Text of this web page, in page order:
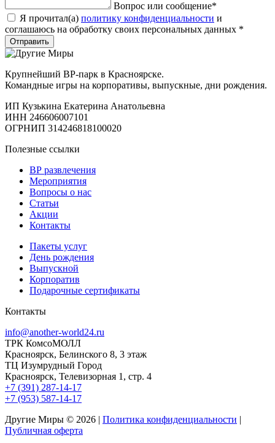
Вопрос или сообщение*
Я прочитал(а) политику конфиденциальности и
соглашаюсь на обработку своих персональных данных *
Отправить
Крупнейший ВР-парк в Красноярске.
Командные игры на корпоративы, выпускные, дни рождения.
ИП Кузькина Екатерина Анатольевна
ИНН 246606007101
ОГРНИП 314246818100020
Полезные ссылки
ВР развлечения
Мероприятия
Вопросы о нас
Статьи
Акции
Контакты
Пакеты услуг
День рождения
Выпускной
Корпоратив
Подарочные сертификаты
Контакты
info@another-world24.ru
ТРК КомсоМОЛЛ
Красноярск, Белинского 8, 3 этаж
ТЦ Изумрудный Город
Красноярск, Телевизорная 1, стр. 4
+7 (391) 287-14-17
+7 (953) 587-14-17
Другие Миры © 2026 | Политика конфиденциальности |
Публичная оферта